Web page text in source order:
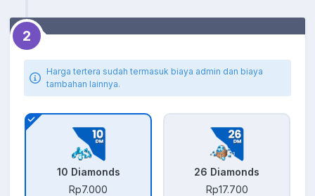
2
Harga tertera sudah termasuk biaya admin dan biaya
tambahan lainnya.
10 Diamonds
Rp7.000
26 Diamonds
Rp17.700